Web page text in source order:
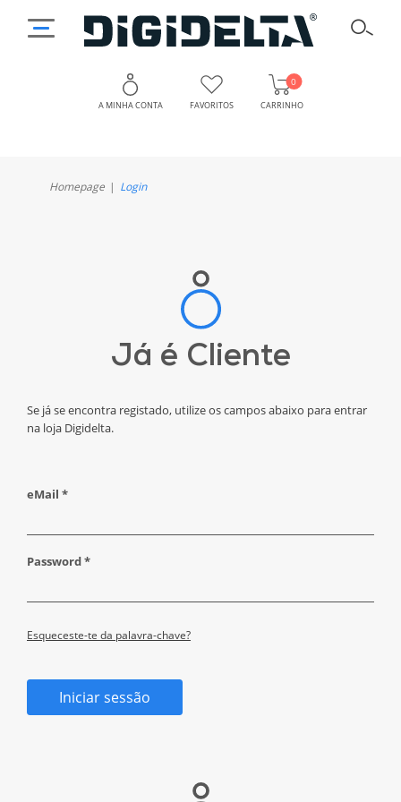
A MINHA CONTA FAVORITOS CARRINHO
0
Homepage Login
Já é Cliente
Se já se encontra registado, utilize os campos abaixo para entrar
na loja Digidelta.
eMail *
Password *
Esqueceste-te da palavra-chave?
Iniciar sessão